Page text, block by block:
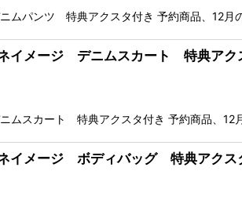
パンツ 特典アクスタ付き 予約商品、12月
イメージ デニムスカート 特典アク
スカート 特典アクスタ付き 予約商品、12
イメージ ボディバッグ 特典アクス